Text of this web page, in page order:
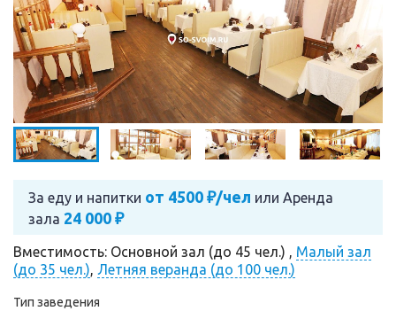
За еду и напитки от 4500 ₽/чел или Аренда
зала 24 000 ₽
Вместимость: Основной зал (до 45 чел.) , Малый зал
(до 35 чел.), Летняя веранда (до 100 чел.)
Тип заведения